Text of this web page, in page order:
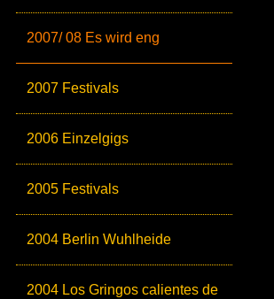
2007/ 08 Es wird eng
2007 Festivals
2006 Einzelgigs
2005 Festivals
2004 Berlin Wuhlheide
2004 Los Gringos calientes de